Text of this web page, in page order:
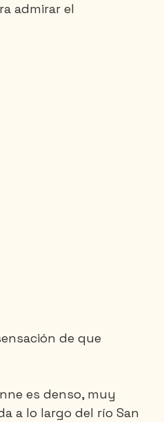
admirar el
de que
es denso, muy
a lo largo del río San